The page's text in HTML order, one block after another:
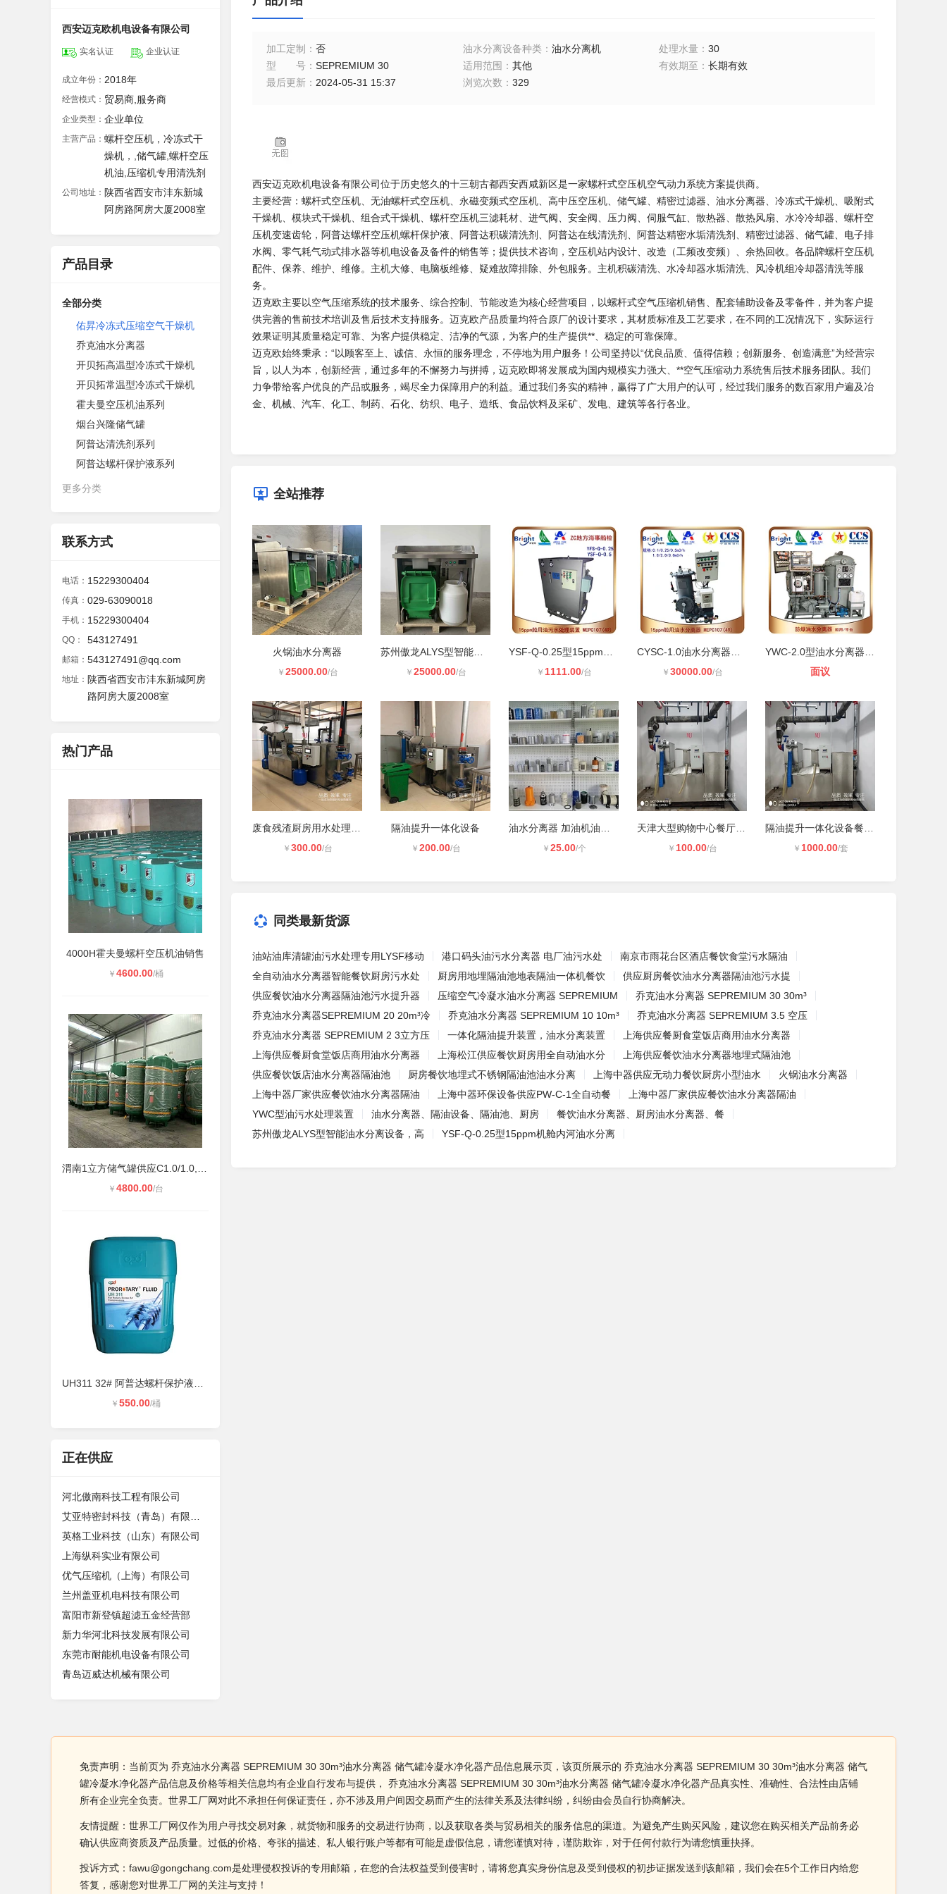
西安迈克欧机电设备有限公司
实名认证 企业认证
成立年份： 2018年
经营模式： 贸易商,服务商
企业类型： 企业单位
主营产品： 螺杆空压机，冷冻式干
燥机，,储气罐,螺杆空压
机油,压缩机专用清洗剂
公司地址： 陕西省西安市沣东新城
阿房路阿房大厦2008室
产品目录
全部分类
佑昇冷冻式压缩空气干燥机
乔克油水分离器
开贝拓高温型冷冻式干燥机
开贝拓常温型冷冻式干燥机
霍夫曼空压机油系列
烟台兴隆储气罐
阿普达清洗剂系列
阿普达螺杆保护液系列
更多分类
联系方式
电话： 15229300404
传真： 029-63090018
手机： 15229300404
QQ： 543127491
邮箱： 543127491@qq.com
地址： 陕西省西安市沣东新城阿房
路阿房大厦2008室
热门产品
4000H霍夫曼螺杆空压机油销售
￥ 4600.00/桶
￥ 4800.00/台
￥ 550.00/桶
正在供应
河北傲南科技工程有限公司
英格工业科技（山东）有限公司
上海纵科实业有限公司
优气压缩机（上海）有限公司
兰州盖亚机电科技有限公司
富阳市新登镇超滤五金经营部
新力华河北科技发展有限公司
东莞市耐能机电设备有限公司
青岛迈威达机械有限公司
加工定制 ： 否 油水分离设备种类 ： 油水分离机 处理水量 ：30
型号 ： SEPREMIUM 30 适用范围 ： 其他 有效期至 ：长期有效
最后更新 ： 2024-05-31 15:37 浏览次数 ： 329
西安迈克欧机电设备有限公司位于历史悠久的十三朝古都西安西咸新区是一家螺杆式空压机空气动力系统方案提供商。
主要经营：螺杆式空压机、无油螺杆式空压机、永磁变频式空压机、高中压空压机、储气罐、精密过滤器、油水分离器、冷冻式干燥机、吸附式
干燥机、模块式干燥机、组合式干燥机、螺杆空压机三滤耗材、进气阀、安全阀、压力阀、伺服气缸、散热器、散热风扇、水冷冷却器、螺杆空
压机变速齿轮，阿普达螺杆空压机螺杆保护液、阿普达积碳清洗剂、阿普达在线清洗剂、阿普达精密水垢清洗剂、精密过滤器、储气罐、电子排
水阀、零气耗气动式排水器等机电设备及备件的销售等；提供技术咨询，空压机站内设计、改造（工频改变频）、余热回收。各品牌螺杆空压机
配件、保养、维护、维修。主机大修、电脑板维修、疑难故障排除、外包服务。主机积碳清洗、水冷却器水垢清洗、风冷机组冷却器清洗等服
务。
迈克欧主要以空气压缩系统的技术服务、综合控制、节能改造为核心经营项目，以螺杆式空气压缩机销售、配套辅助设备及零备件，并为客户提
供完善的售前技术培训及售后技术支持服务。迈克欧产品质量均符合原厂的设计要求，其材质标准及工艺要求，在不同的工况情况下，实际运行
效果证明其质量稳定可靠、为客户提供稳定、洁净的气源，为客户的生产提供**、稳定的可靠保障。
迈克欧始终秉承：“以顾客至上、诚信、永恒的服务理念，不停地为用户服务！公司坚持以“优良品质、值得信赖；创新服务、创造满意”为经营宗
旨，以人为本，创新经营，通过多年的不懈努力与拼搏，迈克欧即将发展成为国内规模实力强大、**空气压缩动力系统售后技术服务团队。我们
力争带给客户优良的产品或服务，竭尽全力保障用户的利益。通过我们务实的精神，赢得了广大用户的认可，经过我们服务的数百家用户遍及冶
金、机械、汽车、化工、制药、石化、纺织、电子、造纸、食品饮料及采矿、发电、建筑等各行各业。
全站推荐
火锅油水分离器
￥ 25000.00/台 ￥ 25000.00/台 ￥ 1111.00/台 ￥ 30000.00/台
面议
￥ 300.00/台
隔油提升一体化设备
￥ 200.00/台 ￥ 25.00/个 ￥ 100.00/台 ￥ 1000.00/套
同类最新货源
油站油库清罐油污水处理专用LYSF移动 港口码头油污水分离器 电厂油污水处
南京市雨花台区酒店餐饮食堂污水隔油
全自动油水分离器智能餐饮厨房污水处
厨房用地埋隔油池地表隔油一体机餐饮
供应厨房餐饮油水分离器隔油池污水提
供应餐饮油水分离器隔油池污水提升器
压缩空气冷凝水油水分离器 SEPREMIUM
乔克油水分离器 SEPREMIUM 30 30m³
乔克油水分离器SEPREMIUM 20 20m³冷
乔克油水分离器 SEPREMIUM 10 10m³
乔克油水分离器 SEPREMIUM 3.5 空压
乔克油水分离器 SEPREMIUM 2 3立方压
一体化隔油提升装置，油水分离装置
上海供应餐厨食堂饭店商用油水分离器
上海供应餐厨食堂饭店商用油水分离器
上海松江供应餐饮厨房用全自动油水分
上海供应餐饮油水分离器地埋式隔油池
供应餐饮饭店油水分离器隔油池
厨房餐饮地埋式不锈钢隔油池油水分离 上海中器供应无动力餐饮厨房小型油水
火锅油水分离器
上海中器厂家供应餐饮油水分离器隔油
上海中器环保设备供应PW-C-1全自动餐
上海中器厂家供应餐饮油水分离器隔油
YWC型油污水处理装置
油水分离器、隔油设备、隔油池、厨房
餐饮油水分离器、厨房油水分离器、餐
苏州傲龙ALYS型智能油水分离设备，高
YSF-Q-0.25型15ppm机舱内河油水分离
免责声明：当前页为 乔克油水分离器 SEPREMIUM 30 30m³油水分离器 储气罐冷凝水净化器产品信息展示页，该页所展示的 乔克油水分离器 SEPREMIUM 30 30m³油水分离器 储气
罐冷凝水净化器产品信息及价格等相关信息均有企业自行发布与提供， 乔克油水分离器 SEPREMIUM 30 30m³油水分离器 储气罐冷凝水净化器产品真实性、准确性、合法性由店铺
所有企业完全负责。世界工厂网对此不承担任何保证责任，亦不涉及用户间因交易而产生的法律关系及法律纠纷，纠纷由会员自行协商解决。
友情提醒：世界工厂网仅作为用户寻找交易对象，就货物和服务的交易进行协商，以及获取各类与贸易相关的服务信息的渠道。为避免产生购买风险，建议您在购买相关产品前务必
确认供应商资质及产品质量。过低的价格、夸张的描述、私人银行账户等都有可能是虚假信息，请您谨慎对待，谨防欺诈，对于任何付款行为请您慎重抉择。
投诉方式：fawu@gongchang.com是处理侵权投诉的专用邮箱，在您的合法权益受到侵害时，请将您真实身份信息及受到侵权的初步证据发送到该邮箱，我们会在5个工作日内给您
答复，感谢您对世界工厂网的关注与支持！